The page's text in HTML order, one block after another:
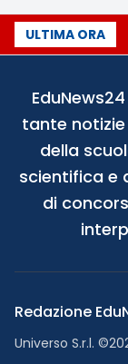
ULTIMA ORA
Passaggio
tante
della
scientifica e
di
Redazione
Universo S.r.l.